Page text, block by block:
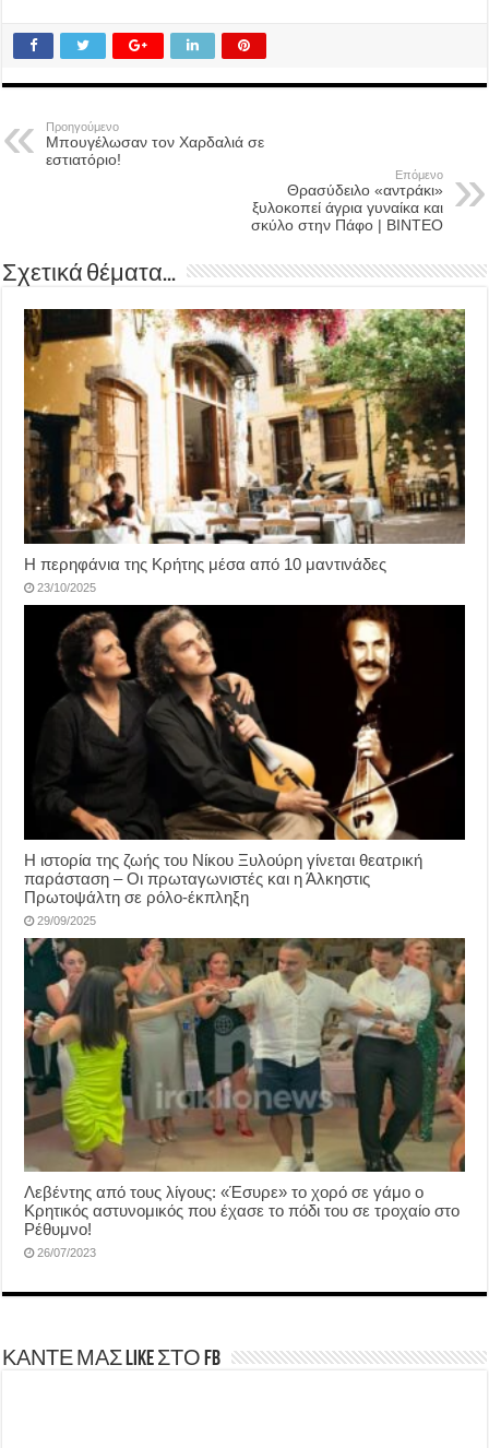
Προηγούμενο
Μπουγέλωσαν τον Χαρδαλιά σε
εστιατόριο!
Επόμενο
Θρασύδειλο «αντράκι»
ξυλοκοπεί άγρια γυναίκα και
σκύλο στην Πάφο | ΒΙΝΤΕΟ
Σχετικά θέματα...
Η περηφάνια της Κρήτης μέσα από 10 μαντινάδες
23/10/2025
Η ιστορία της ζωής του Νίκου Ξυλούρη γίνεται θεατρική
παράσταση – Οι πρωταγωνιστές και η Άλκηστις
Πρωτοψάλτη σε ρόλο-έκπληξη
29/09/2025
Λεβέντης από τους λίγους: «Έσυρε» το χορό σε γάμο ο
Κρητικός αστυνομικός που έχασε το πόδι του σε τροχαίο στο
Ρέθυμνο!
26/07/2023
ΚΑΝΤΕ ΜΑΣ LIKE ΣΤΟ FB